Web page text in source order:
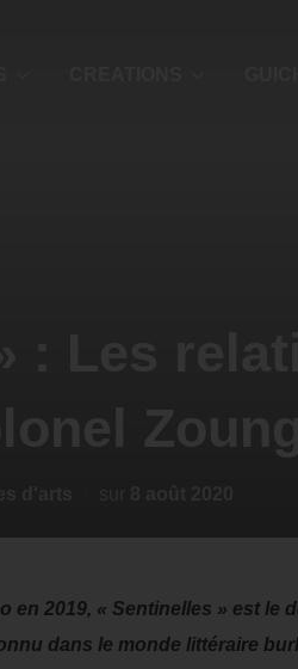
en 2019, « Sentinelles » est le
dans le monde littéraire